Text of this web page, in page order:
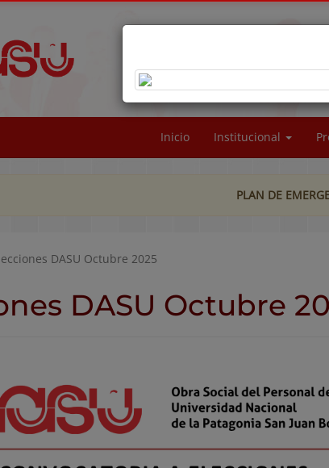
NACIONAL DE LA
Inicio Institucional
PLAN DE
DASU Octubre 2025
DASU Octubre